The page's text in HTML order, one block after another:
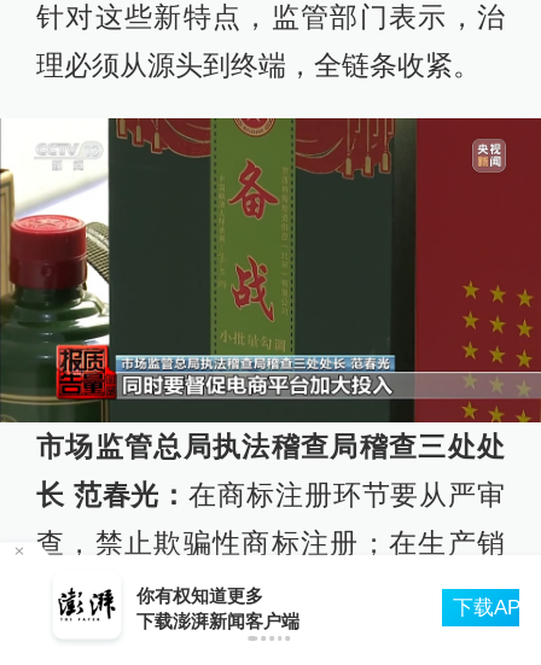
针对这些新特点，监管部门表示，治
理必须从源头到终端，全链条收紧。
市场监管总局执法稽查局稽查三处处
长 范春光：在商标注册环节要从严审
查，禁止欺骗性商标注册；在生产销
售环节，要根据食品安全法、广告
法、反不正当竞争法等法律法规严格
你有权知道更多
下载澎湃新闻客户端
下载APP